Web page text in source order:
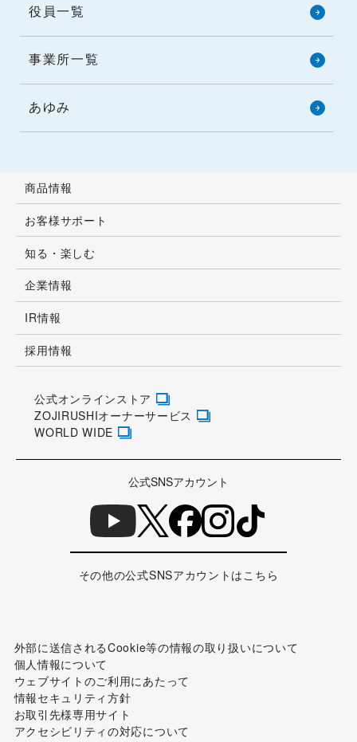
役員一覧
事業所一覧
あゆみ
商品情報
お客様サポート
知る・楽しむ
企業情報
IR情報
採用情報
公式オンラインストア
ZOJIRUSHIオーナーサービス
WORLD WIDE
公式SNSアカウント
その他の公式SNSアカウントはこちら
外部に送信されるCookie等の情報の取り扱いについて
個人情報について
ウェブサイトのご利用にあたって
情報セキュリティ方針
お取引先様専用サイト
アクセシビリティの対応について